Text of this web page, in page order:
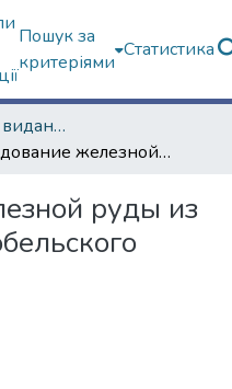
Пошук за
критеріями
Статистика
9. Рідкісні та цінні видання
Исследование железной руды из с. Марковки Старобельского уезда
руды из